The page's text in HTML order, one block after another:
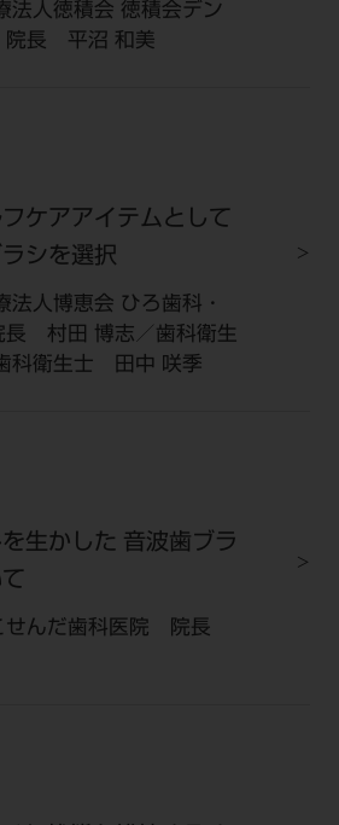
人徳積会 徳積会デン
院長 平沼 和美
ケアアイテムとして
シを選択
法人博恵会 ひろ歯科・
村田 博志／歯科衛生
科衛生士 田中 咲季
生かした 音波歯ブラ
せんだ歯科医院 院長